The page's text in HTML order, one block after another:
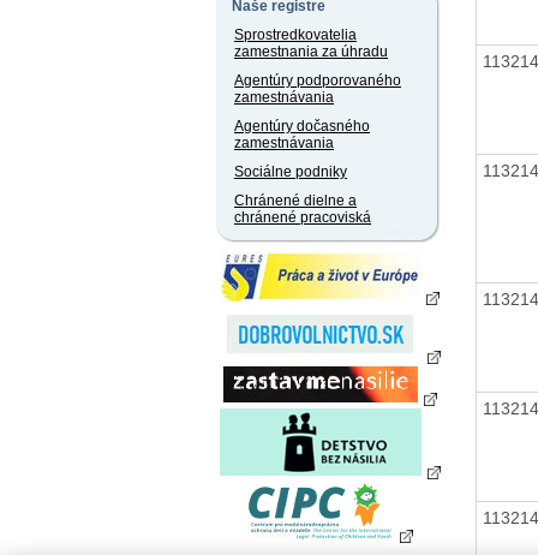
Naše registre
Sprostredkovatelia
zamestnania za úhradu
Agentúry podporovaného
zamestnávania
Agentúry dočasného
zamestnávania
Sociálne podniky
Chránené dielne a
chránené pracoviská